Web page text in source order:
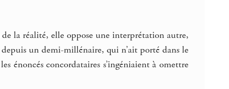
la réalité, elle oppose une interprétation autre,
un demi-millénaire, qui n’ait porté dans le
énoncés concordataires s’ingéniaient à omettre